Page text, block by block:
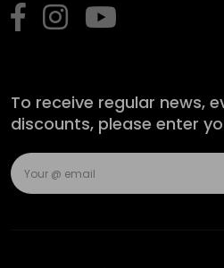
To receive regular news,
discounts, please enter